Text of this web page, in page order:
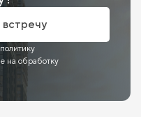
встречу
на обработку